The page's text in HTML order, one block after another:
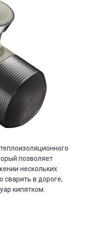
позволяет
нескольких
в дороге,
кипятком.